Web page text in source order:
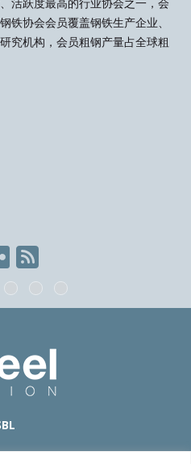
铁协会会员覆盖钢铁生产企业、
究机构，会员粗钢产量占全球粗